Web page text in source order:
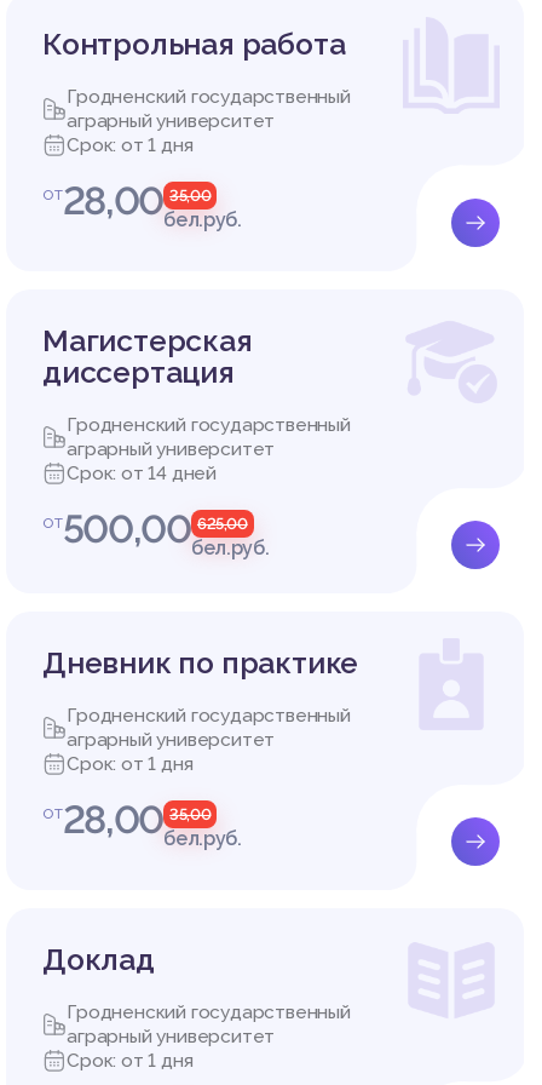
Контрольная работа
Гродненский государственный
аграрный университет
Срок: от 1 дня
от28,00 35,00
бел.руб.
Магистерская
диссертация
Гродненский государственный
аграрный университет
Срок: от 14 дней
от500,00 625,00
бел.руб.
Дневник по практике
Гродненский государственный
аграрный университет
Срок: от 1 дня
от28,00 35,00
бел.руб.
Доклад
Гродненский государственный
аграрный университет
Срок: от 1 дня